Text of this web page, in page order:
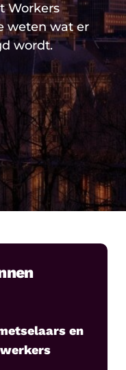
Workers
weten wat er
wordt.
en